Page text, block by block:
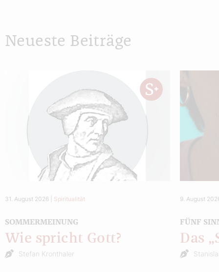
Neueste Beiträge
31. August 2026 Spiritualität
SOMMERMEINUNG
Wie spricht Gott?
Stefan Kronthaler
9. August
FÜNF
Das